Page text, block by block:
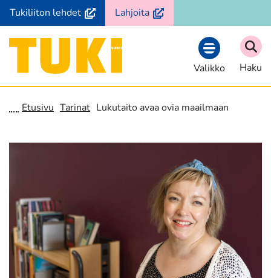
Siirry
sisältöön
Tukiliiton lehdet(avautuu
uuteen
ikkunaan,
siirryt
toiseen
Lahjoita(avautuu
uuteen
Etusivu
Valikko
Haku
Etusivu Tarinat Lukutaito avaa ovia maailmaan